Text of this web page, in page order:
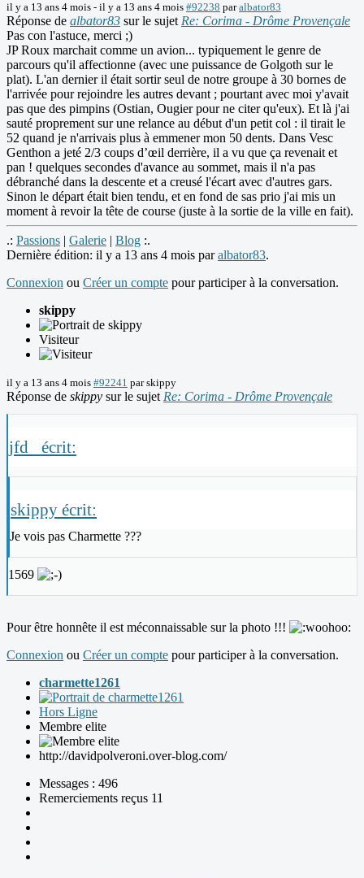
il y a 13 ans 4 mois - il y a 13 ans 4 mois #92238 paralbator83
Réponse de albator83 sur le sujet Re: Corima - Drôme Provençale
Pas con l'astuce, merci ;)
JP Roux marchait comme un avion... typiquement le genre de
parcours qu'il affectionne (avec une puissance de Golgoth sur le
plat). L'an dernier il était sortir seul de notre groupe à 30 bornes de
l'arrivée pour rejoindre les autres devant ; pourtant avec moi y'avait
pas que des pimpins (Ostian, Ougier pour ne citer qu'eux). Et là j'ai
sauté proprement sur une relance au début d'un petit col : il tirait le
52 quand je n'arrivais plus à emmener mon 50 dents. Dans Vesc
Genthon a jeté 2/3 coups d’œil derrière, il a vu que ça revenait et
pan ! quelques secondes d'avance au sommet, mais il n'a pas
débranché dans la descente et a creusé l'écart avec d'autres gars.
Sinon le départ était bien tendu, et en fond de sas prio j'ai mis un
moment à revoir la tête de course (juste à la sortie de la ville en fait).
.: Passions | Galerie | Blog :.
Dernière édition: il y a 13 ans 4 mois paralbator83.
Connexion ou Créer un compte pour participer à la conversation.
skippy
Visiteur
il y a 13 ans 4 mois #92241 parskippy
Réponse de skippy sur le sujet Re: Corima - Drôme Provençale
jfd_ écrit:
skippy écrit:
Je vois pas Charmette ???
1569
Pour être honnête il est méconnaissable sur la photo !!!
Connexion ou Créer un compte pour participer à la conversation.
charmette1261
Hors Ligne
Membre elite
http://davidpolveroni.over-blog.com/
Messages : 496
Remerciements reçus 11